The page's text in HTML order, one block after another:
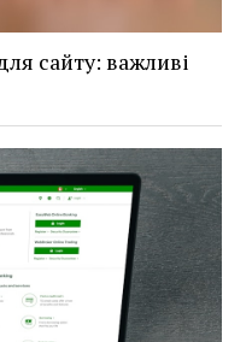
сайту: важливі